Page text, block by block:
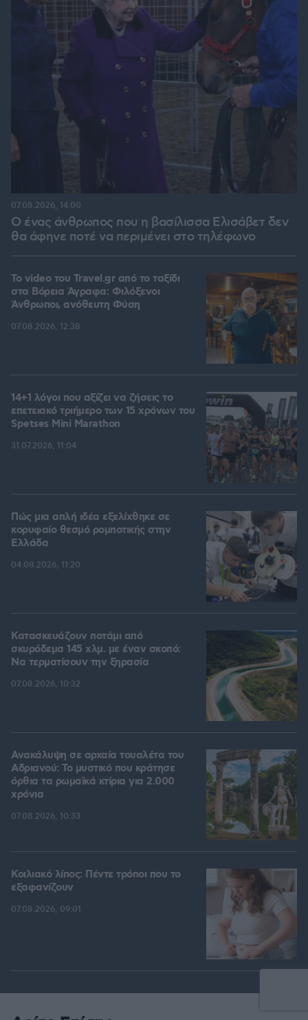
Ο ένας άνθρωπος που η βασίλισσα Ελισάβετ δεν
θα άφηνε ποτέ να περιμένει στο τηλέφωνο
07.08.2026, 14:00
To video του Travel.gr από το ταξίδι
στα Βόρεια Άγραφα: Φιλόξενοι
Άνθρωποι, ανόθευτη Φύση
07.08.2026, 12:38
14+1 λόγοι που αξίζει να ζήσεις το
επετειακό τριήμερο των 15 χρόνων του
Spetses Mini Marathon
31.07.2026, 11:04
Πώς μια απλή ιδέα εξελίχθηκε σε
κορυφαίο θεσμό ρομποτικής στην
Ελλάδα
04.08.2026, 11:20
Κατασκευάζουν ποτάμι από
σκυρόδεμα 145 χλμ. με έναν σκοπό:
Να τερματίσουν την ξηρασία
07.08.2026, 10:32
Ανακάλυψη σε αρχαία τουαλέτα του
Αδριανού: Το μυστικό που κράτησε
όρθια τα ρωμαϊκά κτίρια για 2.000
χρόνια
07.08.2026, 10:33
Κοιλιακό λίπος: Πέντε τρόποι που το
εξαφανίζουν
07.08.2026, 09:01